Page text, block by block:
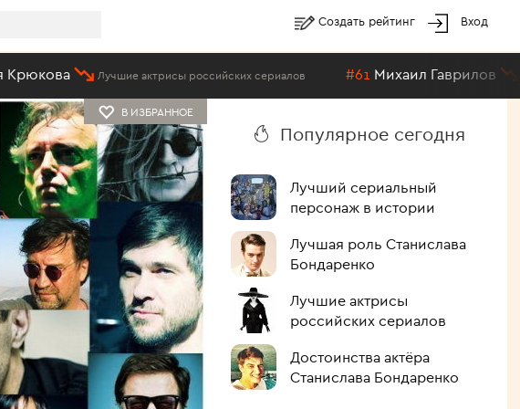
Создать рейтинг Вход
Лучшие актрисы российских сериалов #61 Михаил Гаврилов Секс-символ
В ИЗБРАННОЕ
Популярное сегодня
Лучший сериальный
персонаж в истории
Лучшая роль Станислава
Бондаренко
Лучшие актрисы
российских сериалов
Достоинства актёра
Станислава Бондаренко